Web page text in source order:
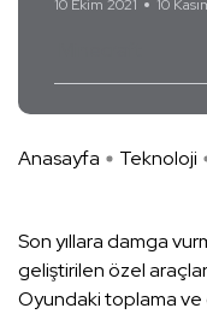
10 Ekim 2021 10
Anasayfa Teknoloji
Son yıllara damga
geliştirilen özel
Oyundaki toplama